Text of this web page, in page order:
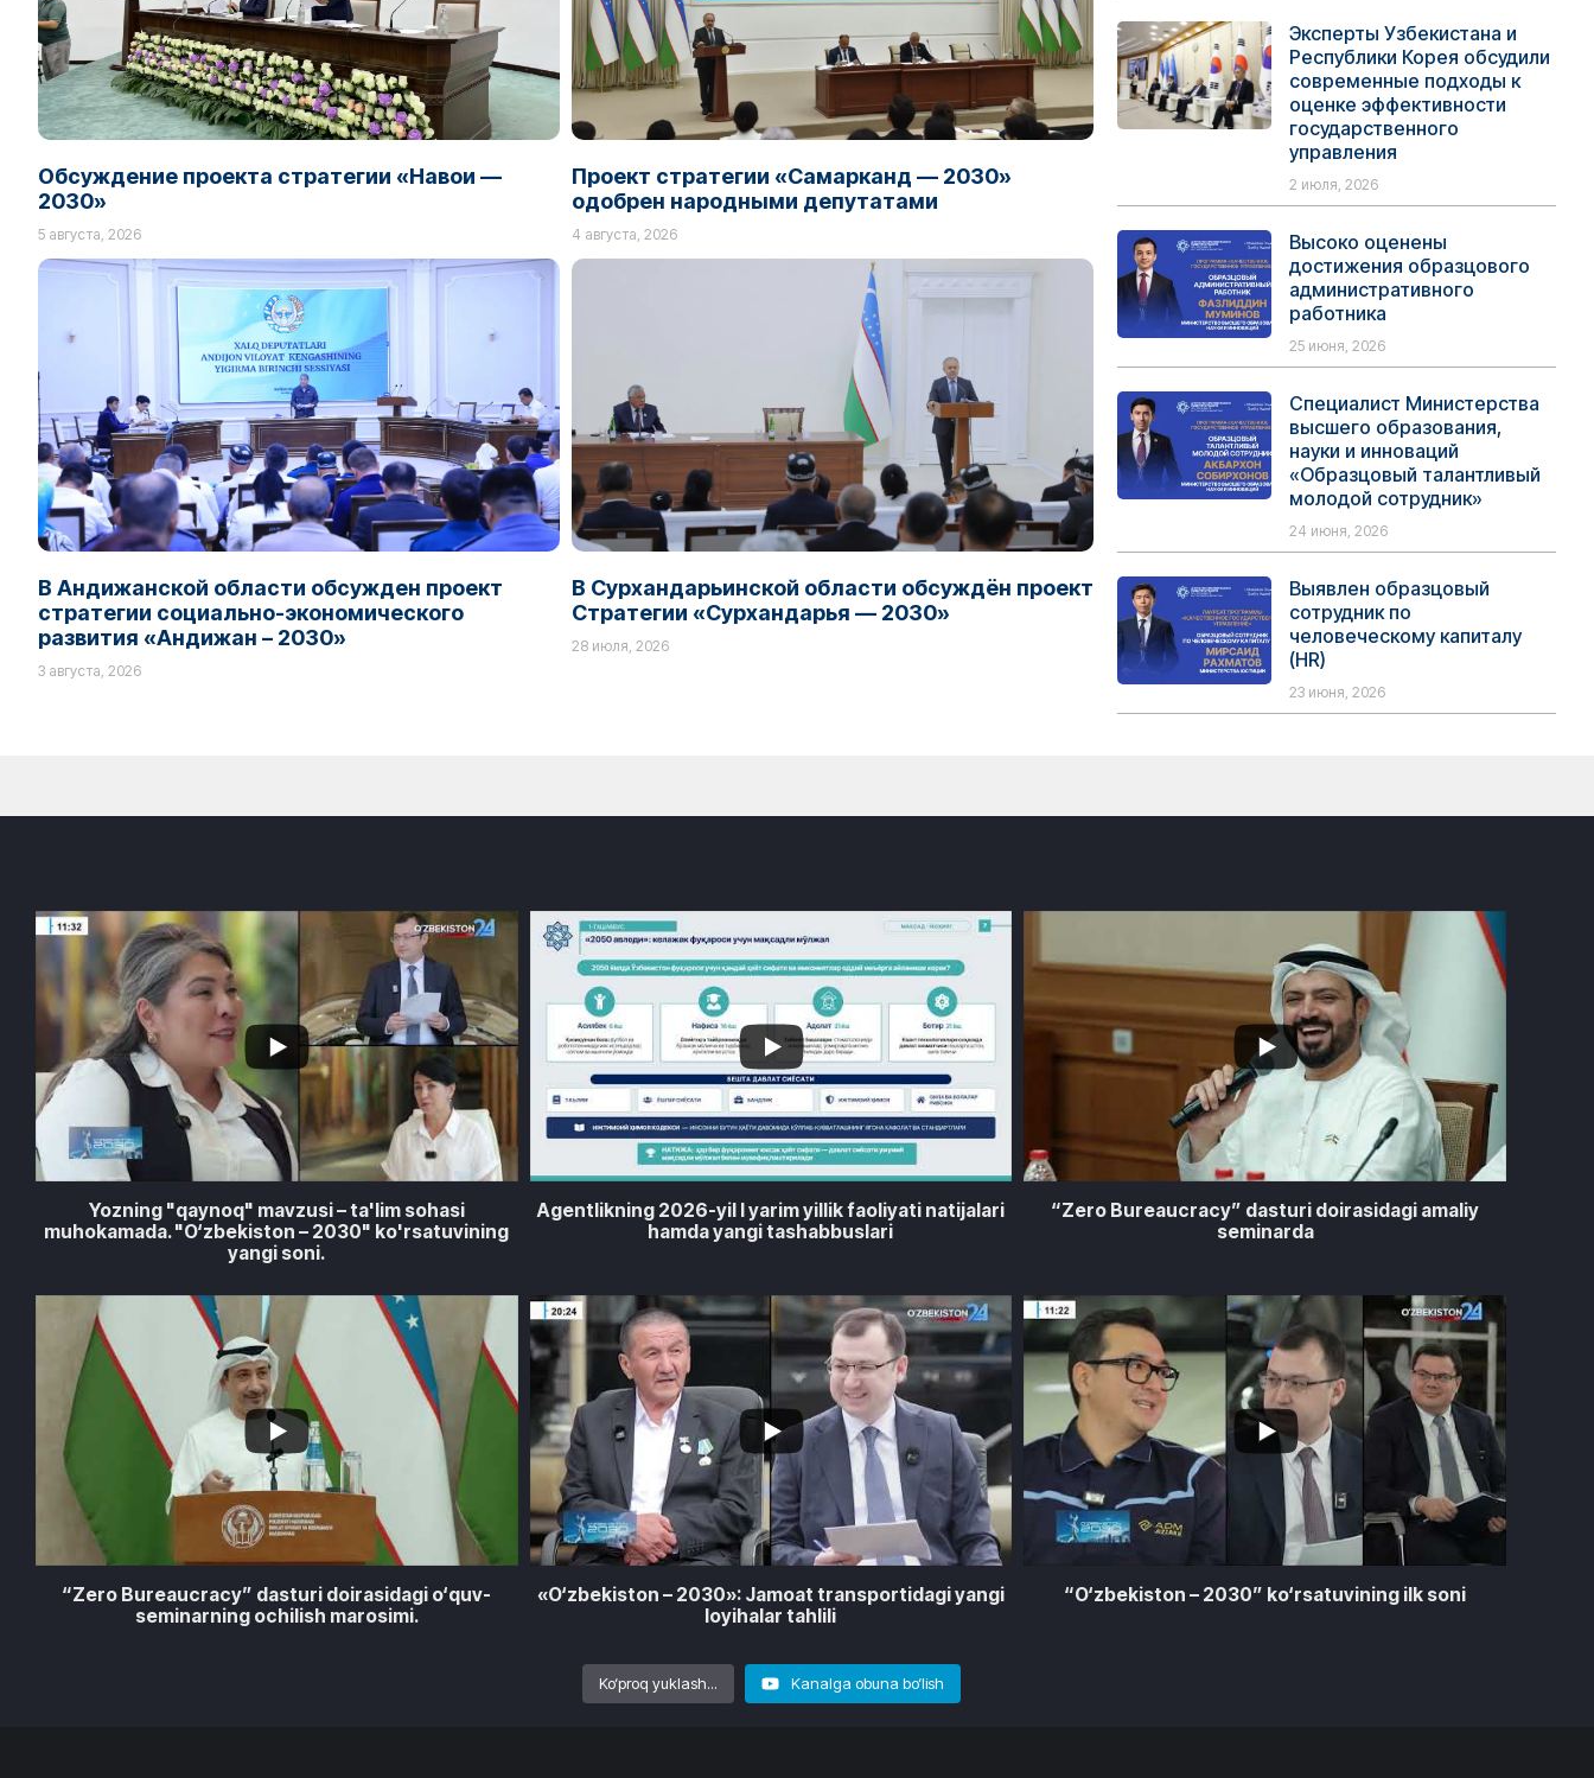
Обсуждение проекта стратегии «Навои —
2030»
5 августа, 2026
Проект стратегии «Самарканд — 2030»
одобрен народными депутатами
4 августа, 2026
В Андижанской области обсужден проект
стратегии социально-экономического
развития «Андижан – 2030»
3 августа, 2026
В Сурхандарьинской области обсуждён проект
Стратегии «Сурхандарья — 2030»
28 июля, 2026
Эксперты Узбекистана и
Республики Корея обсудили
современные подходы к
оценке эффективности
государственного
управления
2 июля, 2026
Высоко оценены
достижения образцового
административного
работника
25 июня, 2026
Специалист Министерства
высшего образования,
науки и инноваций
«Образцовый талантливый
молодой сотрудник»
24 июня, 2026
Выявлен образцовый
сотрудник по
человеческому капиталу
(HR)
23 июня, 2026
2 2
Yozning "qaynoq" mavzusi – ta'lim sohasi
muhokamada. "O‘zbekiston – 2030" ko'rsatuvining
yangi soni.
0 0
Agentlikning 2026-yil I yarim yillik faoliyati natijalari
hamda yangi tashabbuslari
...
“Zero Bureaucracy” dasturi doirasidagi amaliy
seminarda
...
“Zero Bureaucracy” dasturi doirasidagi o‘quv-
seminarning ochilish marosimi.
6 3
«O‘zbekiston – 2030»: Jamoat transportidagi yangi
loyihalar tahlili
7 2
“O‘zbekiston – 2030” ko‘rsatuvining ilk soni
Ko‘proq yuklash... Kanalga obuna bo‘lish